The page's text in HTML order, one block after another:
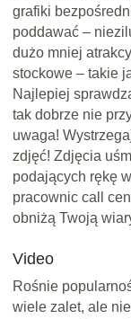
grafiki
poddawać –
dużo mniej
stockowe – takie
Najlepiej
tak dobrze nie
uwaga!
zdjęć! Zdjęcia
podających rękę
pracownic call
obniżą Twoją
Video
Rośnie
wiele zalet, ale